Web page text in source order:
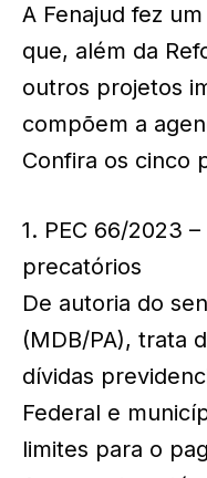
A Fenajud fez
que, além da
outros projetos
compõem a
Confira os cinco
1. PEC 66/2023
precatórios
De autoria do
(MDB/PA), trata
dívidas
Federal e
limites para o